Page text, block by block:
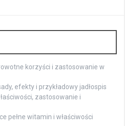
korzyści i zastosowanie w
efekty i przykładowy jadłospis
zastosowanie i
pełne witamin i właściwości